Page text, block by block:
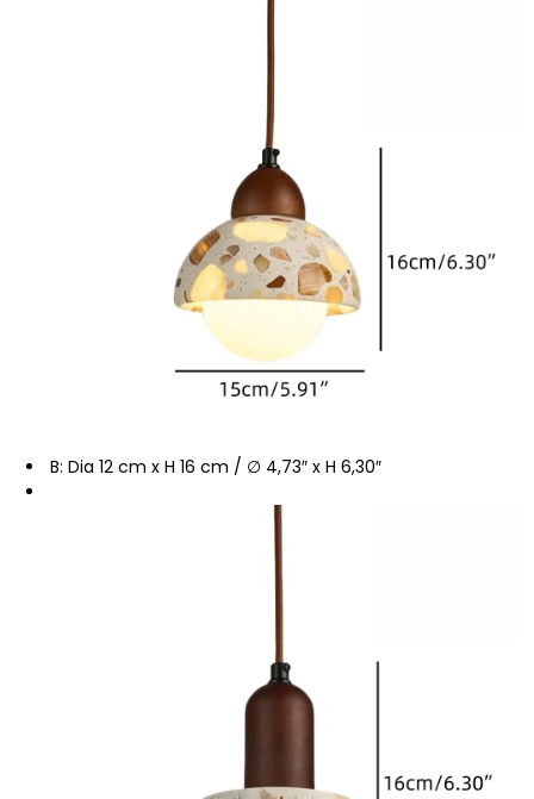
B: Dia 12 cm x H 16 cm / ∅ 4,73″ x H 6,30″